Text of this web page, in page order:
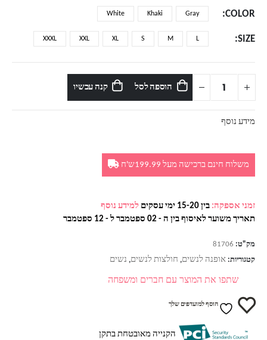
⁦₪32.20⁩
עד
COLOR
Gray
Khaki
White
SIZE
L
M
S
XL
XXL
XXXL
הוספה לסל קנה עכשיו
מידע נוסף
משלוח חינם ברכישה מעל 199.99ש'ח
זמני אספקה: בין 15-20 ימי עסקים
למידע נוסף
תאריך משוער לאיסוף בין ה - 02 ספטמבר ל - 12 ספטמבר
מק"ט: 81706
קטגוריות: אופנה לנשים, חולצות לנשים, נשים
שתפו את המוצר עם חברים ומשפחה
הוסף למועדפים שלך
הקנייה מאובטחת בתקן